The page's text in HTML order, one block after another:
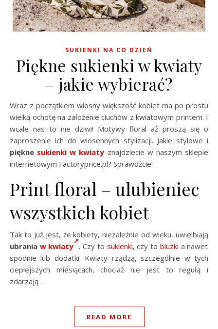
SUKIENKI NA CO DZIEŃ
Piękne sukienki w kwiaty
– jakie wybierać?
Wraz z początkiem wiosny większość kobiet ma po prostu
wielką ochotę na założenie ciuchów z kwiatowym printem. I
wcale nas to nie dziwi! Motywy floral aż proszą się o
zaproszenie ich do wiosennych stylizacji. Jakie stylowe i
piękne sukienki w kwiaty znajdziecie w naszym sklepie
internetowym Factoryprice.pl? Sprawdźcie!
Print floral – ulubieniec
wszystkich kobiet
Tak to już jest, że kobiety, niezależnie od wieku, uwielbiają
ubrania w kwiaty . Czy to sukienki, czy to bluzki a nawet
spodnie lub dodatki. Kwiaty rządzą, szczególnie w tych
cieplejszych miesiącach, chociaż nie jest to regułą i
zdarzają …
READ MORE